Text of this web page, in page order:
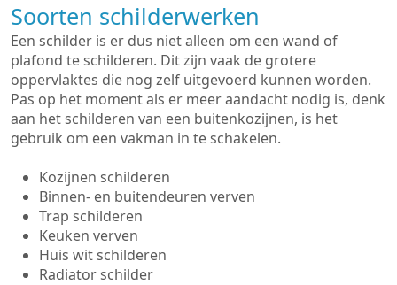
Soorten schilderwerken
Een schilder is er dus niet alleen om een wand of
plafond te schilderen. Dit zijn vaak de grotere
oppervlaktes die nog zelf uitgevoerd kunnen worden.
Pas op het moment als er meer aandacht nodig is, denk
aan het schilderen van een buitenkozijnen, is het
gebruik om een vakman in te schakelen.
Kozijnen schilderen
Binnen- en buitendeuren verven
Trap schilderen
Keuken verven
Huis wit schilderen
Radiator schilder